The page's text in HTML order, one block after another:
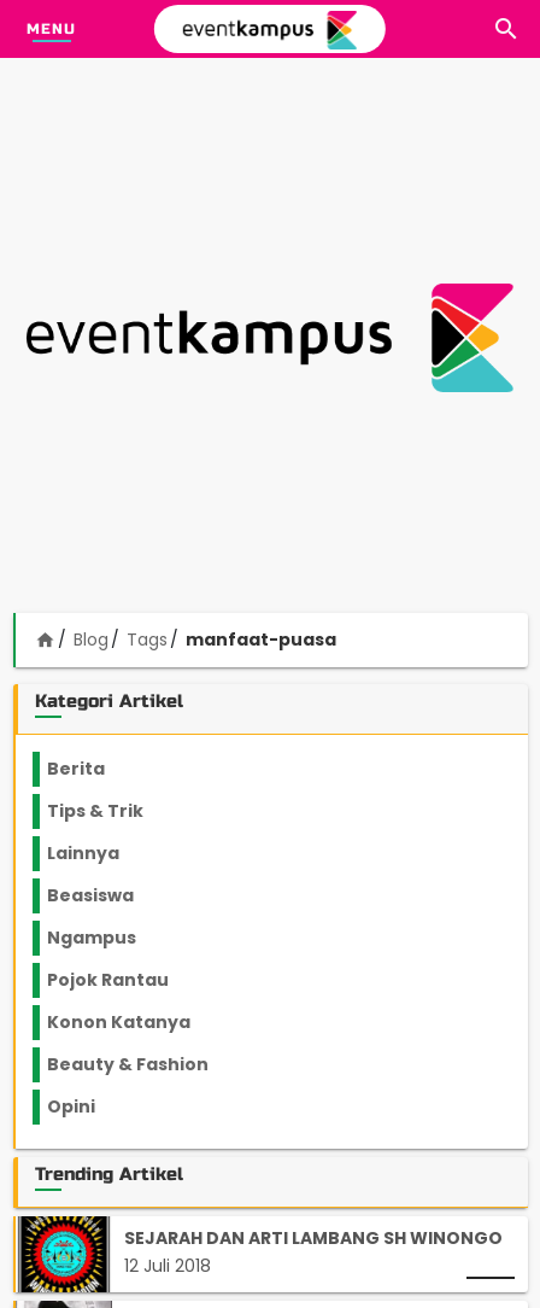
MENU
home Blog Tags manfaat-puasa
Kategori Artikel
Berita
Tips & Trik
Lainnya
Beasiswa
Ngampus
Pojok Rantau
Konon Katanya
Beauty & Fashion
Opini
Trending Artikel
SEJARAH DAN ARTI LAMBANG SH WINONGO
12 Juli 2018